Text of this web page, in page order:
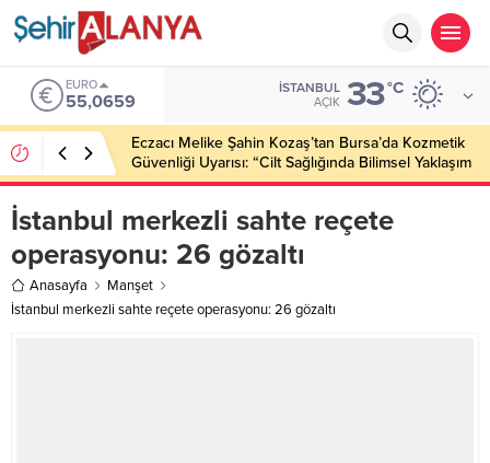
EURO
55,0659
İSTANBUL
AÇIK 33°C
Eczacı Melike Şahin Kozaş’tan Bursa’da Kozmetik
Güvenliği Uyarısı: “Cilt Sağlığında Bilimsel Yaklaşım
ve Güvenilir Ürün Kullanımı Hayati Önem Taşıyor”
İstanbul merkezli sahte reçete
operasyonu: 26 gözaltı
Anasayfa
Manşet
İstanbul merkezli sahte reçete operasyonu: 26 gözaltı